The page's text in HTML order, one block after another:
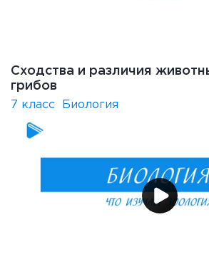
Сходства и различия
грибов
7 класс Биология